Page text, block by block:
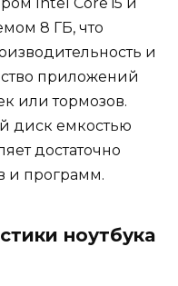
8 ГБ, что
и
приложений
или тормозов.
диск емкостью
достаточно
и программ.
ноутбука